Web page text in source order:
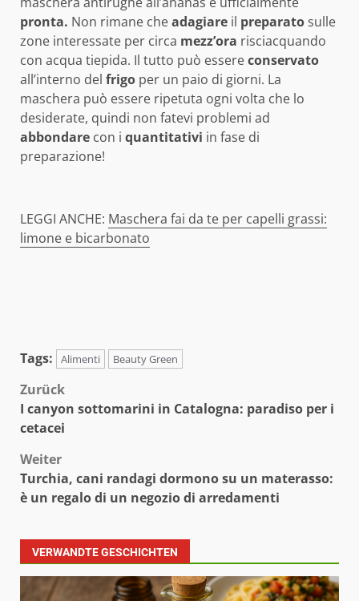
pronta. Non rimane cheadagiare il preparatosulle
zone interessate per circa mezz’ora risciacquando
con acqua tiepida. Il tutto può essereconservato
all’interno del frigo per un paio di giorni. La
maschera può essere ripetuta ogni volta che lo
desiderate, quindi non fatevi problemi ad
abbondare con i quantitativi in fase di
preparazione!
LEGGI ANCHE: Maschera fai da te per capelli grassi:
limone e bicarbonato
Tags: Alimenti Beauty Green
Beitragsnavigation
Zurück
I canyon sottomarini in Catalogna: paradiso per i
cetacei
Weiter
Turchia, cani randagi dormono su un materasso:
è un regalo di un negozio di arredamenti
VERWANDTE GESCHICHTEN